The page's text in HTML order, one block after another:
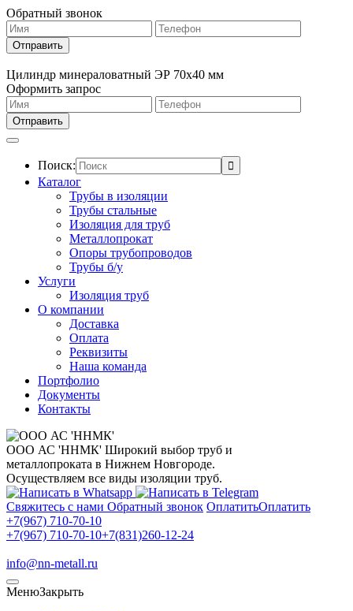
Обратный звонок
Цилиндр минераловатный ЭР 70х40 мм
Оформить запрос
Поиск:
Каталог
Трубы в изоляции
Трубы стальные
Изоляция для труб
Металлопрокат
Опоры трубопроводов
Трубы б/у
Услуги
Изоляция труб
О компании
Доставка
Оплата
Реквизиты
Наша команда
Портфолио
Документы
Контакты
ООО АС 'ННМК' Широкий выбор труб и
металлопроката в Нижнем Новгороде.
Осуществляем все виды изоляции труб.
Свяжитесь с нами Обратный звонок ОплатитьОплатить
+7(967) 710-70-10
+7(967) 710-70-10+7(831)260-12-24
info@nn-metall.ru
МенюЗакрыть